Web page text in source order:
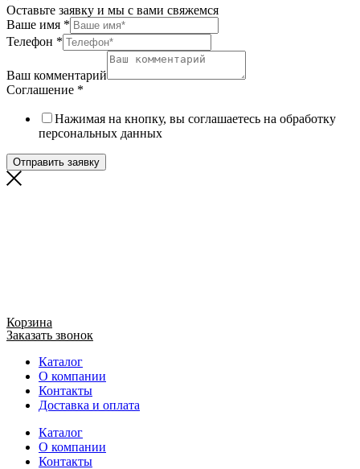
Оставьте заявку и мы с вами свяжемся
Ваше имя *
Телефон *
Ваш комментарий
Соглашение *
Нажимая на кнопку, вы соглашаетесь на обработку
персональных данных
Отправить заявку
Корзина
Заказать звонок
Каталог
О компании
Контакты
Доставка и оплата
Каталог
О компании
Контакты